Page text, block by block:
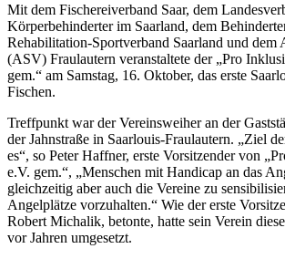
Mit dem Fischereiverband Saar, dem
Körperbehinderter im Saarland, dem
Rehabilitation-Sportverband Saarland und dem
(ASV) Fraulautern veranstaltete der „Pro
gem.“ am Samstag, 16. Oktober, das erste
Fischen.
Treffpunkt war der Vereinsweiher an der
der Jahnstraße in Saarlouis-Fraulautern. „Ziel
es“, so Peter Haffner, erste Vorsitzender von
e.V. gem.“, „Menschen mit Handicap an das
gleichzeitig aber auch die Vereine zu
Angelplätze vorzuhalten.“ Wie der erste
Robert Michalik, betonte, hatte sein Verein
vor Jahren umgesetzt.